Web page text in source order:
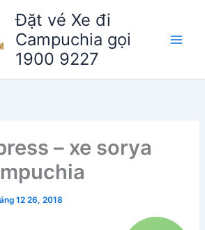
Đặt vé Xe đi
Campuchia gọi
1900 9227
– xe sorya
12 26, 2018